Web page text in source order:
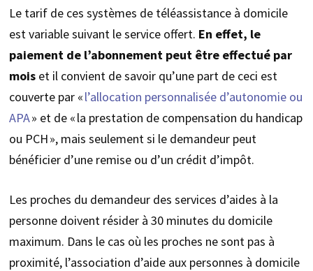
Le tarif de ces systèmes de téléassistance à domicile
est variable suivant le service offert. En effet, le
paiement de l’abonnement peut être effectué par
moiset il convient de savoir qu’une part de ceci est
couverte par «l’allocation personnalisée d’autonomie ou
APA» et de « la prestation de compensation du handicap
ou PCH », mais seulement si le demandeur peut
bénéficier d’une remise ou d’un crédit d’impôt.
Les proches du demandeur des services d’aides à la
personne doivent résider à 30 minutes du domicile
maximum. Dans le cas où les proches ne sont pas à
proximité, l’association d’aide aux personnes à domicile